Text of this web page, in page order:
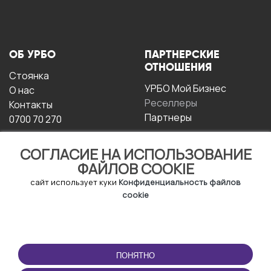
СОГЛАСИЕ НА ИСПОЛЬЗОВАНИЕ
ФАЙЛОВ COOKIE
сайт использует куки Конфиденциальность файлов
cookie
ПОНЯТНО
ОБ УРБО
Стоянка
О нас
Контакты
0700 70 270
ПАРТНЕРСКИЕ
ОТНОШЕНИЯ
УРБО Мой Бизнес
Реселлеры
Партнеры
ЭКСПЛУАТАЦИИ
Условия и положения
ПРИЛОЖЕНИЕ